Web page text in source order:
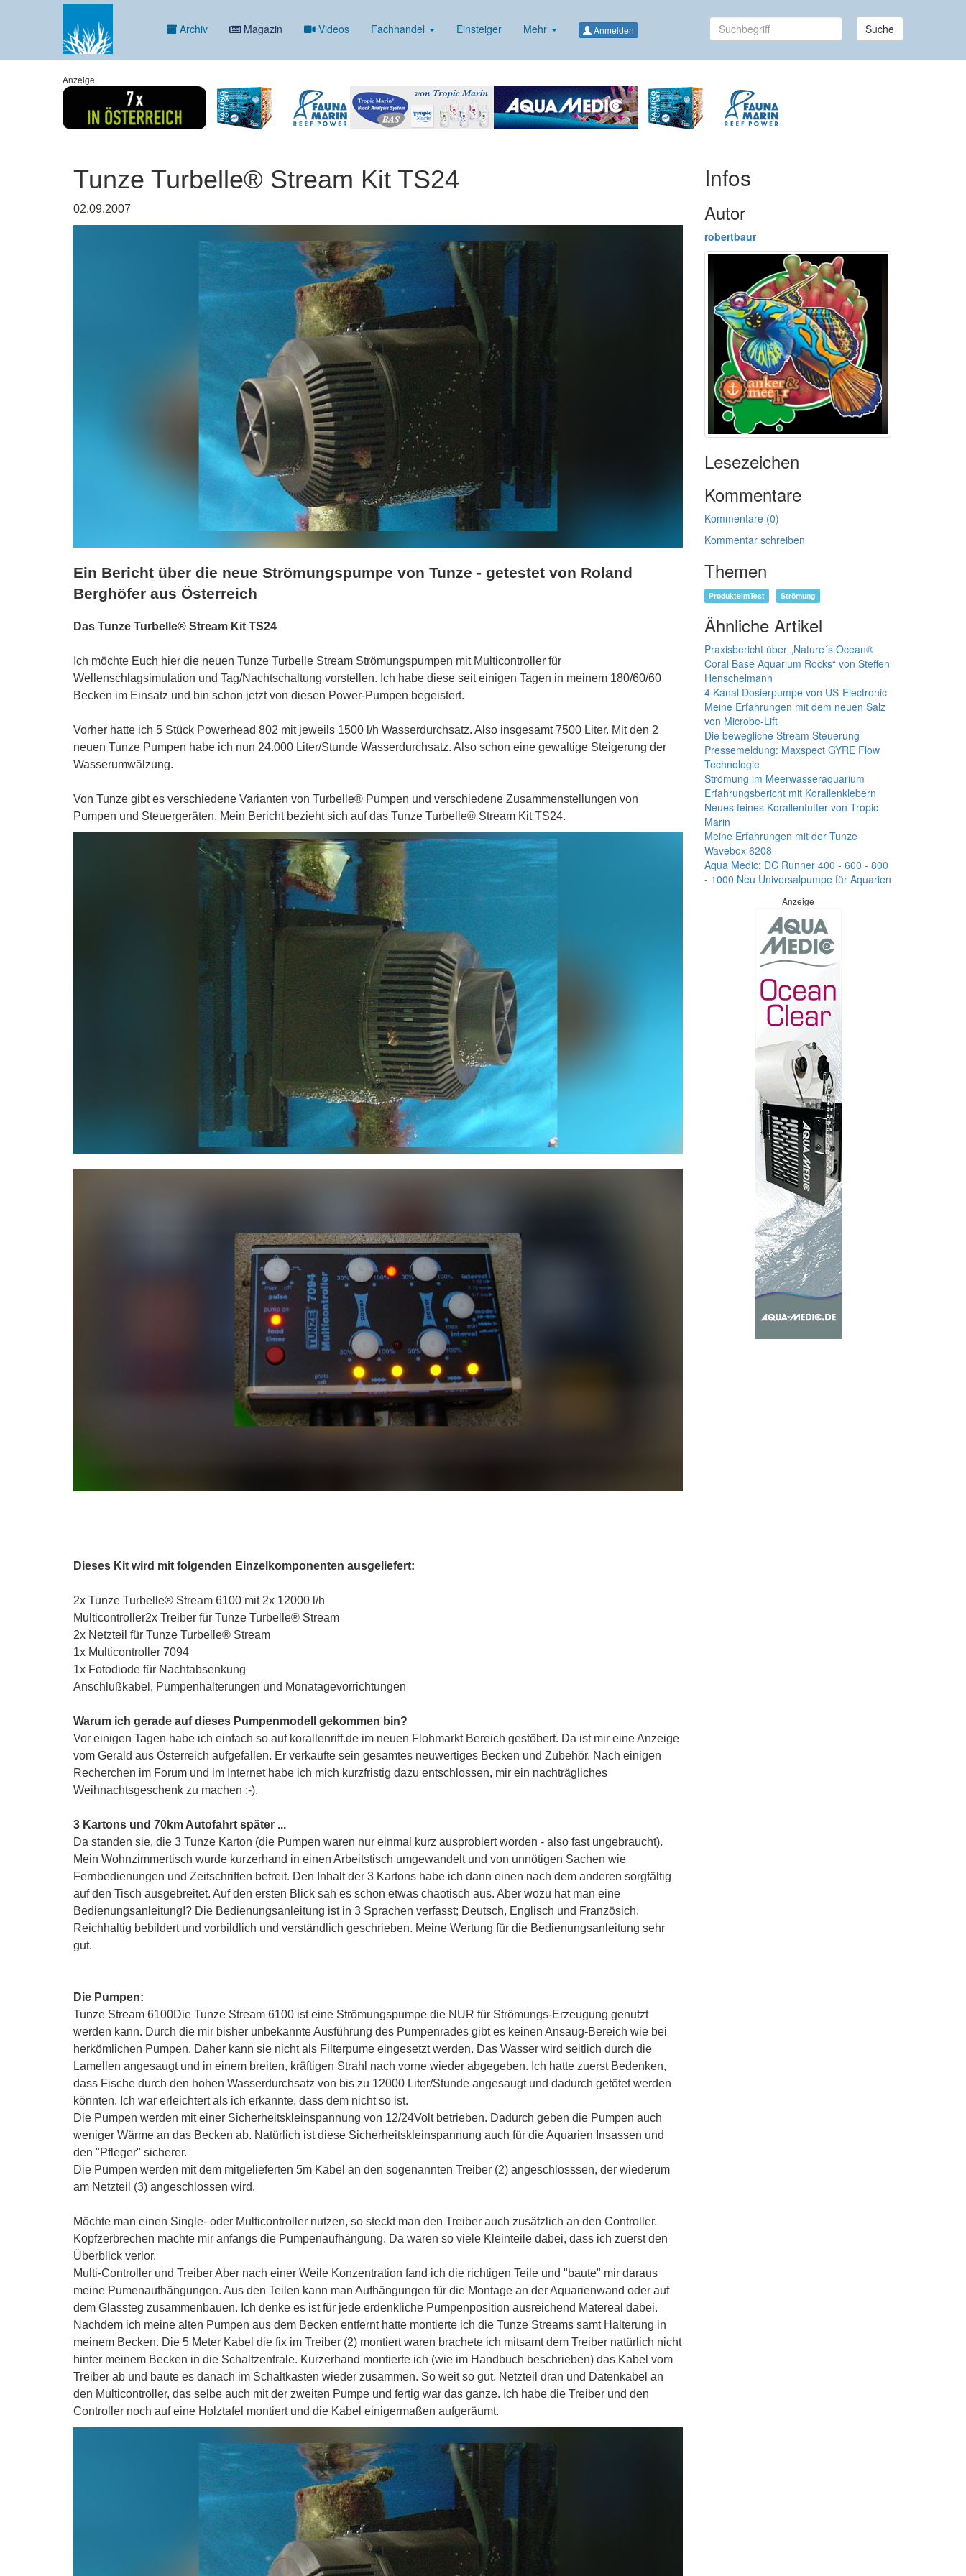
Archiv Magazin Videos Fachhandel Einsteiger Mehr Anmelden Suche
Anzeige
Tunze Turbelle® Stream Kit TS24
02.09.2007
Ein Bericht über die neue Strömungspumpe von Tunze - getestet von Roland
Berghöfer aus Österreich
Das Tunze Turbelle® Stream Kit TS24
Ich möchte Euch hier die neuen Tunze Turbelle Stream Strömungspumpen mit Multicontroller für
Wellenschlagsimulation und Tag/Nachtschaltung vorstellen. Ich habe diese seit einigen Tagen in meinem 180/60/60
Becken im Einsatz und bin schon jetzt von diesen Power-Pumpen begeistert.
Vorher hatte ich 5 Stück Powerhead 802 mit jeweils 1500 l/h Wasserdurchsatz. Also insgesamt 7500 Liter. Mit den 2
neuen Tunze Pumpen habe ich nun 24.000 Liter/Stunde Wasserdurchsatz. Also schon eine gewaltige Steigerung der
Wasserumwälzung.
Von Tunze gibt es verschiedene Varianten von Turbelle® Pumpen und verschiedene Zusammenstellungen von
Pumpen und Steuergeräten. Mein Bericht bezieht sich auf das Tunze Turbelle® Stream Kit TS24.
Dieses Kit wird mit folgenden Einzelkomponenten ausgeliefert:
2x Tunze Turbelle® Stream 6100 mit 2x 12000 l/h
Multicontroller2x Treiber für Tunze Turbelle® Stream
2x Netzteil für Tunze Turbelle® Stream
1x Multicontroller 7094
1x Fotodiode für Nachtabsenkung
Anschlußkabel, Pumpenhalterungen und Monatagevorrichtungen
Warum ich gerade auf dieses Pumpenmodell gekommen bin?
Vor einigen Tagen habe ich einfach so auf korallenriff.de im neuen Flohmarkt Bereich gestöbert. Da ist mir eine Anzeige
vom Gerald aus Österreich aufgefallen. Er verkaufte sein gesamtes neuwertiges Becken und Zubehör. Nach einigen
Recherchen im Forum und im Internet habe ich mich kurzfristig dazu entschlossen, mir ein nachträgliches
Weihnachtsgeschenk zu machen :-).
3 Kartons und 70km Autofahrt später ...
Da standen sie, die 3 Tunze Karton (die Pumpen waren nur einmal kurz ausprobiert worden - also fast ungebraucht).
Mein Wohnzimmertisch wurde kurzerhand in einen Arbeitstisch umgewandelt und von unnötigen Sachen wie
Fernbedienungen und Zeitschriften befreit. Den Inhalt der 3 Kartons habe ich dann einen nach dem anderen sorgfältig
auf den Tisch ausgebreitet. Auf den ersten Blick sah es schon etwas chaotisch aus. Aber wozu hat man eine
Bedienungsanleitung!? Die Bedienungsanleitung ist in 3 Sprachen verfasst; Deutsch, Englisch und Französich.
Reichhaltig bebildert und vorbildlich und verständlich geschrieben. Meine Wertung für die Bedienungsanleitung sehr
gut.
Die Pumpen:
Tunze Stream 6100Die Tunze Stream 6100 ist eine Strömungspumpe die NUR für Strömungs-Erzeugung genutzt
werden kann. Durch die mir bisher unbekannte Ausführung des Pumpenrades gibt es keinen Ansaug-Bereich wie bei
herkömlichen Pumpen. Daher kann sie nicht als Filterpume eingesetzt werden. Das Wasser wird seitlich durch die
Lamellen angesaugt und in einem breiten, kräftigen Strahl nach vorne wieder abgegeben. Ich hatte zuerst Bedenken,
dass Fische durch den hohen Wasserdurchsatz von bis zu 12000 Liter/Stunde angesaugt und dadurch getötet werden
könnten. Ich war erleichtert als ich erkannte, dass dem nicht so ist.
Die Pumpen werden mit einer Sicherheitskleinspannung von 12/24Volt betrieben. Dadurch geben die Pumpen auch
weniger Wärme an das Becken ab. Natürlich ist diese Sicherheitskleinspannung auch für die Aquarien Insassen und
den "Pfleger" sicherer.
Die Pumpen werden mit dem mitgelieferten 5m Kabel an den sogenannten Treiber (2) angeschlosssen, der wiederum
am Netzteil (3) angeschlossen wird.
Möchte man einen Single- oder Multicontroller nutzen, so steckt man den Treiber auch zusätzlich an den Controller.
Kopfzerbrechen machte mir anfangs die Pumpenaufhängung. Da waren so viele Kleinteile dabei, dass ich zuerst den
Überblick verlor.
Multi-Controller und Treiber Aber nach einer Weile Konzentration fand ich die richtigen Teile und "baute" mir daraus
meine Pumenaufhängungen. Aus den Teilen kann man Aufhängungen für die Montage an der Aquarienwand oder auf
dem Glassteg zusammenbauen. Ich denke es ist für jede erdenkliche Pumpenposition ausreichend Matereal dabei.
Nachdem ich meine alten Pumpen aus dem Becken entfernt hatte montierte ich die Tunze Streams samt Halterung in
meinem Becken. Die 5 Meter Kabel die fix im Treiber (2) montiert waren brachete ich mitsamt dem Treiber natürlich nicht
hinter meinem Becken in die Schaltzentrale. Kurzerhand montierte ich (wie im Handbuch beschrieben) das Kabel vom
Treiber ab und baute es danach im Schaltkasten wieder zusammen. So weit so gut. Netzteil dran und Datenkabel an
den Multicontroller, das selbe auch mit der zweiten Pumpe und fertig war das ganze. Ich habe die Treiber und den
Controller noch auf eine Holztafel montiert und die Kabel einigermaßen aufgeräumt.
Infos
Autor
robertbaur
Lesezeichen
Kommentare
Kommentare (0)
Kommentar schreiben
Themen
ProdukteimTest Strömung
Ähnliche Artikel
Praxisbericht über „Nature´s Ocean®
Coral Base Aquarium Rocks“ von Steffen
Henschelmann
4 Kanal Dosierpumpe von US-Electronic
Meine Erfahrungen mit dem neuen Salz
von Microbe-Lift
Die bewegliche Stream Steuerung
Pressemeldung: Maxspect GYRE Flow
Technologie
Strömung im Meerwasseraquarium
Erfahrungsbericht mit Korallenklebern
Neues feines Korallenfutter von Tropic
Marin
Meine Erfahrungen mit der Tunze
Wavebox 6208
Aqua Medic: DC Runner 400 - 600 - 800
- 1000 Neu Universalpumpe für Aquarien
Anzeige